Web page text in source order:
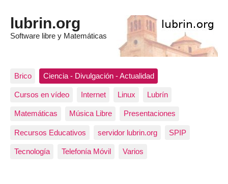
lubrin.org
Software libre y Matemáticas
Brico Ciencia - Divulgación - Actualidad
Cursos en vídeo Internet Linux Lubrín
Matemáticas Música Libre Presentaciones
Recursos Educativos servidor lubrin.org SPIP
Tecnología Telefonía Móvil Varios